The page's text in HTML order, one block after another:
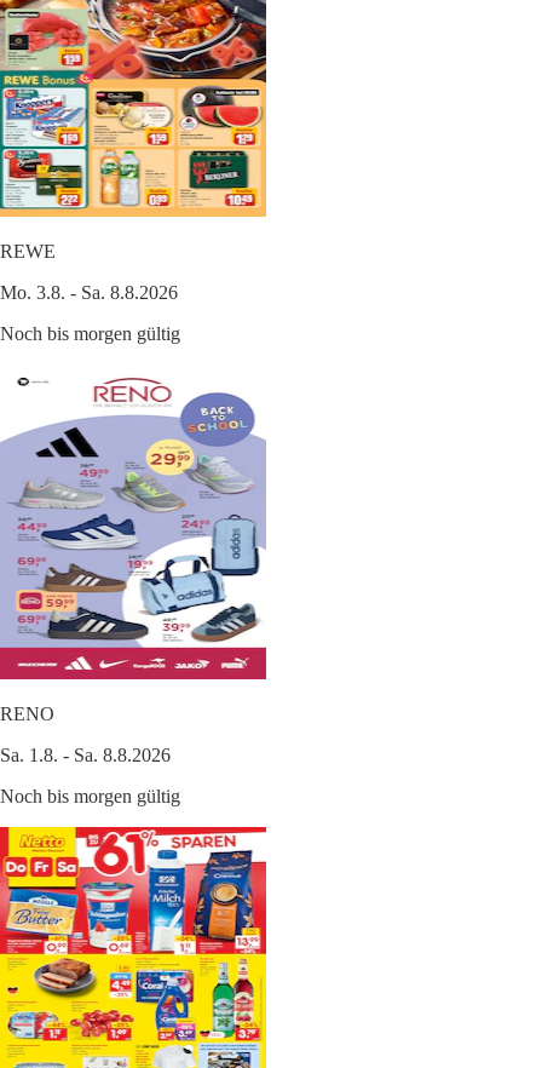
REWE
Mo. 3.8. - Sa. 8.8.2026
Noch bis morgen gültig
RENO
Sa. 1.8. - Sa. 8.8.2026
Noch bis morgen gültig